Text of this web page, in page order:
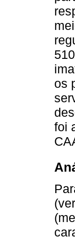
os
foi